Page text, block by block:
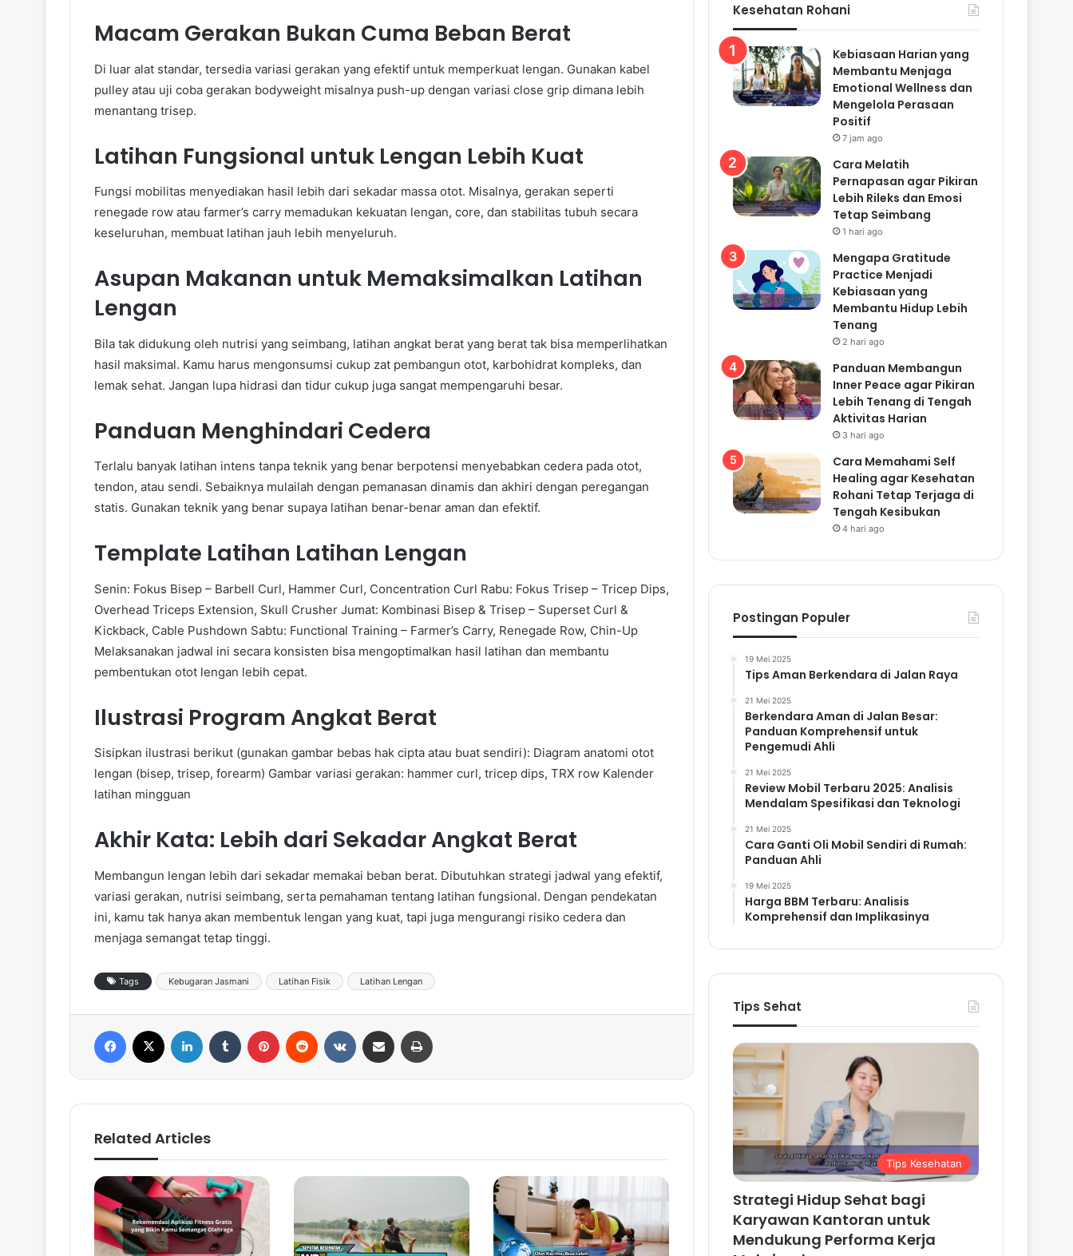
Macam Gerakan Bukan Cuma Beban Berat
Di luar alat standar, tersedia variasi gerakan yang efektif untuk memperkuat lengan. Gunakan kabel
pulley atau uji coba gerakan bodyweight misalnya push-up dengan variasi close grip dimana lebih
menantang trisep.
Latihan Fungsional untuk Lengan Lebih Kuat
Fungsi mobilitas menyediakan hasil lebih dari sekadar massa otot. Misalnya, gerakan seperti
renegade row atau farmer’s carry memadukan kekuatan lengan, core, dan stabilitas tubuh secara
keseluruhan, membuat latihan jauh lebih menyeluruh.
Asupan Makanan untuk Memaksimalkan Latihan
Lengan
Bila tak didukung oleh nutrisi yang seimbang, latihan angkat berat yang berat tak bisa memperlihatkan
hasil maksimal. Kamu harus mengonsumsi cukup zat pembangun otot, karbohidrat kompleks, dan
lemak sehat. Jangan lupa hidrasi dan tidur cukup juga sangat mempengaruhi besar.
Panduan Menghindari Cedera
Terlalu banyak latihan intens tanpa teknik yang benar berpotensi menyebabkan cedera pada otot,
tendon, atau sendi. Sebaiknya mulailah dengan pemanasan dinamis dan akhiri dengan peregangan
statis. Gunakan teknik yang benar supaya latihan benar-benar aman dan efektif.
Template Latihan Latihan Lengan
Senin: Fokus Bisep – Barbell Curl, Hammer Curl, Concentration Curl Rabu: Fokus Trisep – Tricep Dips,
Overhead Triceps Extension, Skull Crusher Jumat: Kombinasi Bisep & Trisep – Superset Curl &
Kickback, Cable Pushdown Sabtu: Functional Training – Farmer’s Carry, Renegade Row, Chin-Up
Melaksanakan jadwal ini secara konsisten bisa mengoptimalkan hasil latihan dan membantu
pembentukan otot lengan lebih cepat.
Ilustrasi Program Angkat Berat
Sisipkan ilustrasi berikut (gunakan gambar bebas hak cipta atau buat sendiri): Diagram anatomi otot
lengan (bisep, trisep, forearm) Gambar variasi gerakan: hammer curl, tricep dips, TRX row Kalender
latihan mingguan
Akhir Kata: Lebih dari Sekadar Angkat Berat
Membangun lengan lebih dari sekadar memakai beban berat. Dibutuhkan strategi jadwal yang efektif,
variasi gerakan, nutrisi seimbang, serta pemahaman tentang latihan fungsional. Dengan pendekatan
ini, kamu tak hanya akan membentuk lengan yang kuat, tapi juga mengurangi risiko cedera dan
menjaga semangat tetap tinggi.
Tags Kebugaran Jasmani Latihan Fisik Latihan Lengan
Related Articles
Kesehatan Rohani
Kebiasaan Harian yang
Membantu Menjaga
Emotional Wellness dan
Mengelola Perasaan
Positif
7 jam ago
Cara Melatih
Pernapasan agar Pikiran
Lebih Rileks dan Emosi
Tetap Seimbang
1 hari ago
Mengapa Gratitude
Practice Menjadi
Kebiasaan yang
Membantu Hidup Lebih
Tenang
2 hari ago
Panduan Membangun
Inner Peace agar Pikiran
Lebih Tenang di Tengah
Aktivitas Harian
3 hari ago
Cara Memahami Self
Healing agar Kesehatan
Rohani Tetap Terjaga di
Tengah Kesibukan
4 hari ago
Postingan Populer
19 Mei 2025
Tips Aman Berkendara di Jalan Raya
21 Mei 2025
Berkendara Aman di Jalan Besar:
Panduan Komprehensif untuk
Pengemudi Ahli
21 Mei 2025
Review Mobil Terbaru 2025: Analisis
Mendalam Spesifikasi dan Teknologi
21 Mei 2025
Cara Ganti Oli Mobil Sendiri di Rumah:
Panduan Ahli
19 Mei 2025
Harga BBM Terbaru: Analisis
Komprehensif dan Implikasinya
Tips Sehat
Tips Kesehatan
Strategi Hidup Sehat bagi
Karyawan Kantoran untuk
Mendukung Performa Kerja